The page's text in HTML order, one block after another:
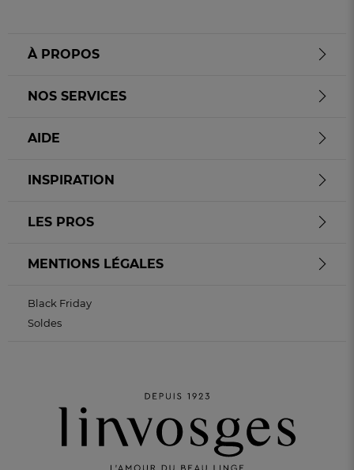
À PROPOS
NOS SERVICES
AIDE
INSPIRATION
LES PROS
MENTIONS LÉGALES
Black Friday
Soldes